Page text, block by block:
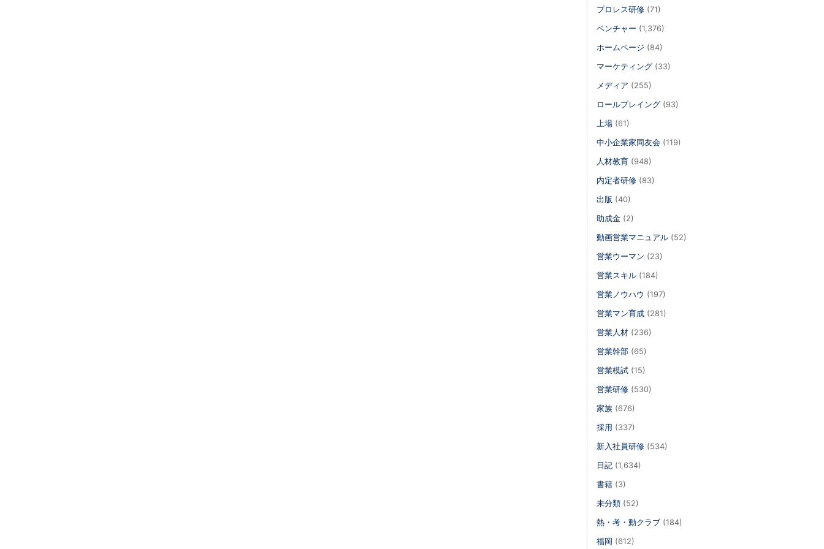
プロレス研修 (71)
ベンチャー (1,376)
ホームページ (84)
マーケティング (33)
メディア (255)
ロールプレイング (93)
上場 (61)
中小企業家同友会 (119)
人材教育 (948)
内定者研修 (83)
出版 (40)
助成金 (2)
動画営業マニュアル (52)
営業ウーマン (23)
営業スキル (184)
営業ノウハウ (197)
営業マン育成 (281)
営業人材 (236)
営業幹部 (65)
営業模試 (15)
営業研修 (530)
家族 (676)
採用 (337)
新入社員研修 (534)
日記 (1,634)
書籍 (3)
未分類 (52)
熱・考・動クラブ (184)
福岡 (612)